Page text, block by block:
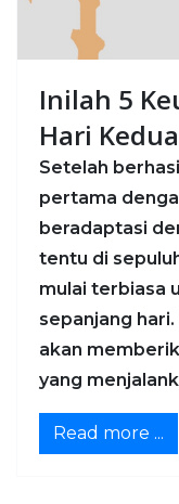
Inilah 5
Hari
Setelah
pertama
beradaptasi
tentu di
mulai terbiasa
sepanjang
akan
yang
Read more ...